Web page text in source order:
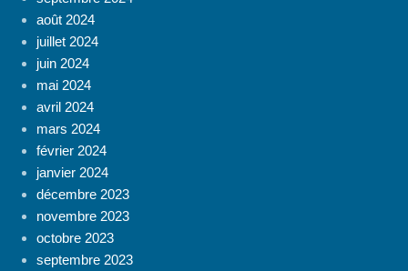
août 2024
juillet 2024
juin 2024
mai 2024
avril 2024
mars 2024
février 2024
janvier 2024
décembre 2023
novembre 2023
octobre 2023
septembre 2023